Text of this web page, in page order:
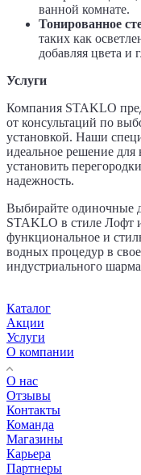
ванной комнате.
Тонированное
таких как
добавляя цвета и
Услуги
Компания STAKLO
от консультаций по
установкой. Наши
идеальное решение
установить
надежность.
Выбирайте одиночные
STAKLO в стиле Лофт
функциональное и
водных процедур в
индустриального
Каталог
Акции
Услуги
О компании
О нас
Отзывы
Контакты
Команда
Магазины
Карьера
Партнеры